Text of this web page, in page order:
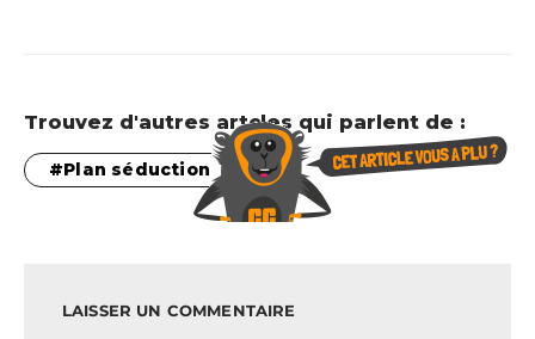
Trouvez d'autres artcles qui parlent de :
Plan séduction
LAISSER UN COMMENTAIRE